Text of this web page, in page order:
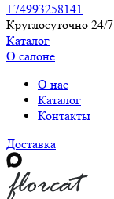
+74993258141
Круглосуточно 24/7
Каталог
О салоне
О нас
Каталог
Контакты
Доставка